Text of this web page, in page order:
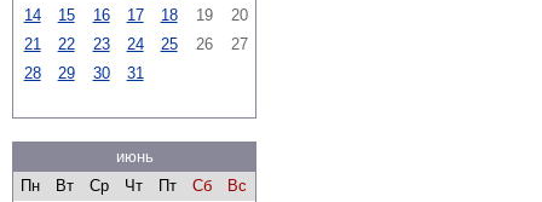
14
15 16 17 18 19
20
21
22 23 24 25 26
27
28
29 30 31
июнь
Пн
Вт Ср Чт Пт Сб
Вс